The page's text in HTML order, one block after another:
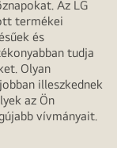
Az LG
termékei
és
tudja
Olyan
illeszkednek
az Ön
vívmányait.